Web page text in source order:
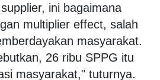
ini bagaimana
multiplier effect, salah
masyarakat.
26 ribu SPPG itu
masyarakat," tuturnya.